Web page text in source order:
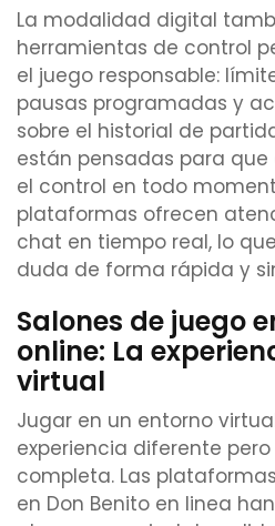
La modalidad digital
herramientas de control
el juego responsable:
pausas programadas y
sobre el historial de
están pensadas para
el control en todo
plataformas ofrecen
chat en tiempo real, lo
duda de forma rápida y
Salones de juego
online: La
virtual
Jugar en un entorno
experiencia diferente
completa. Las
en Don Benito en linea